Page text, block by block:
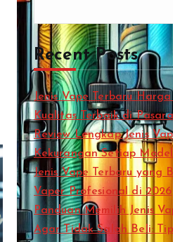
Recent Posts
Jenis Vape Terbaru
Kualitas Terbaik di
Review Lengkap Jenis
Kekurangan Setiap Model
Jenis Vape Terbaru yang
Vaper Profesional di 2026
Panduan Memilih Jenis
Agar Tidak Salah Beli: